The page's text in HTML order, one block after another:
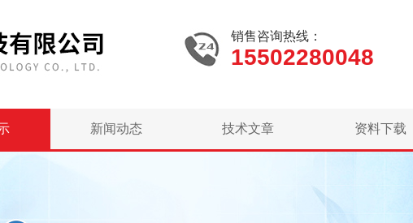
销售咨询热线：
15502280048
新闻动态 技术文章 资料下载